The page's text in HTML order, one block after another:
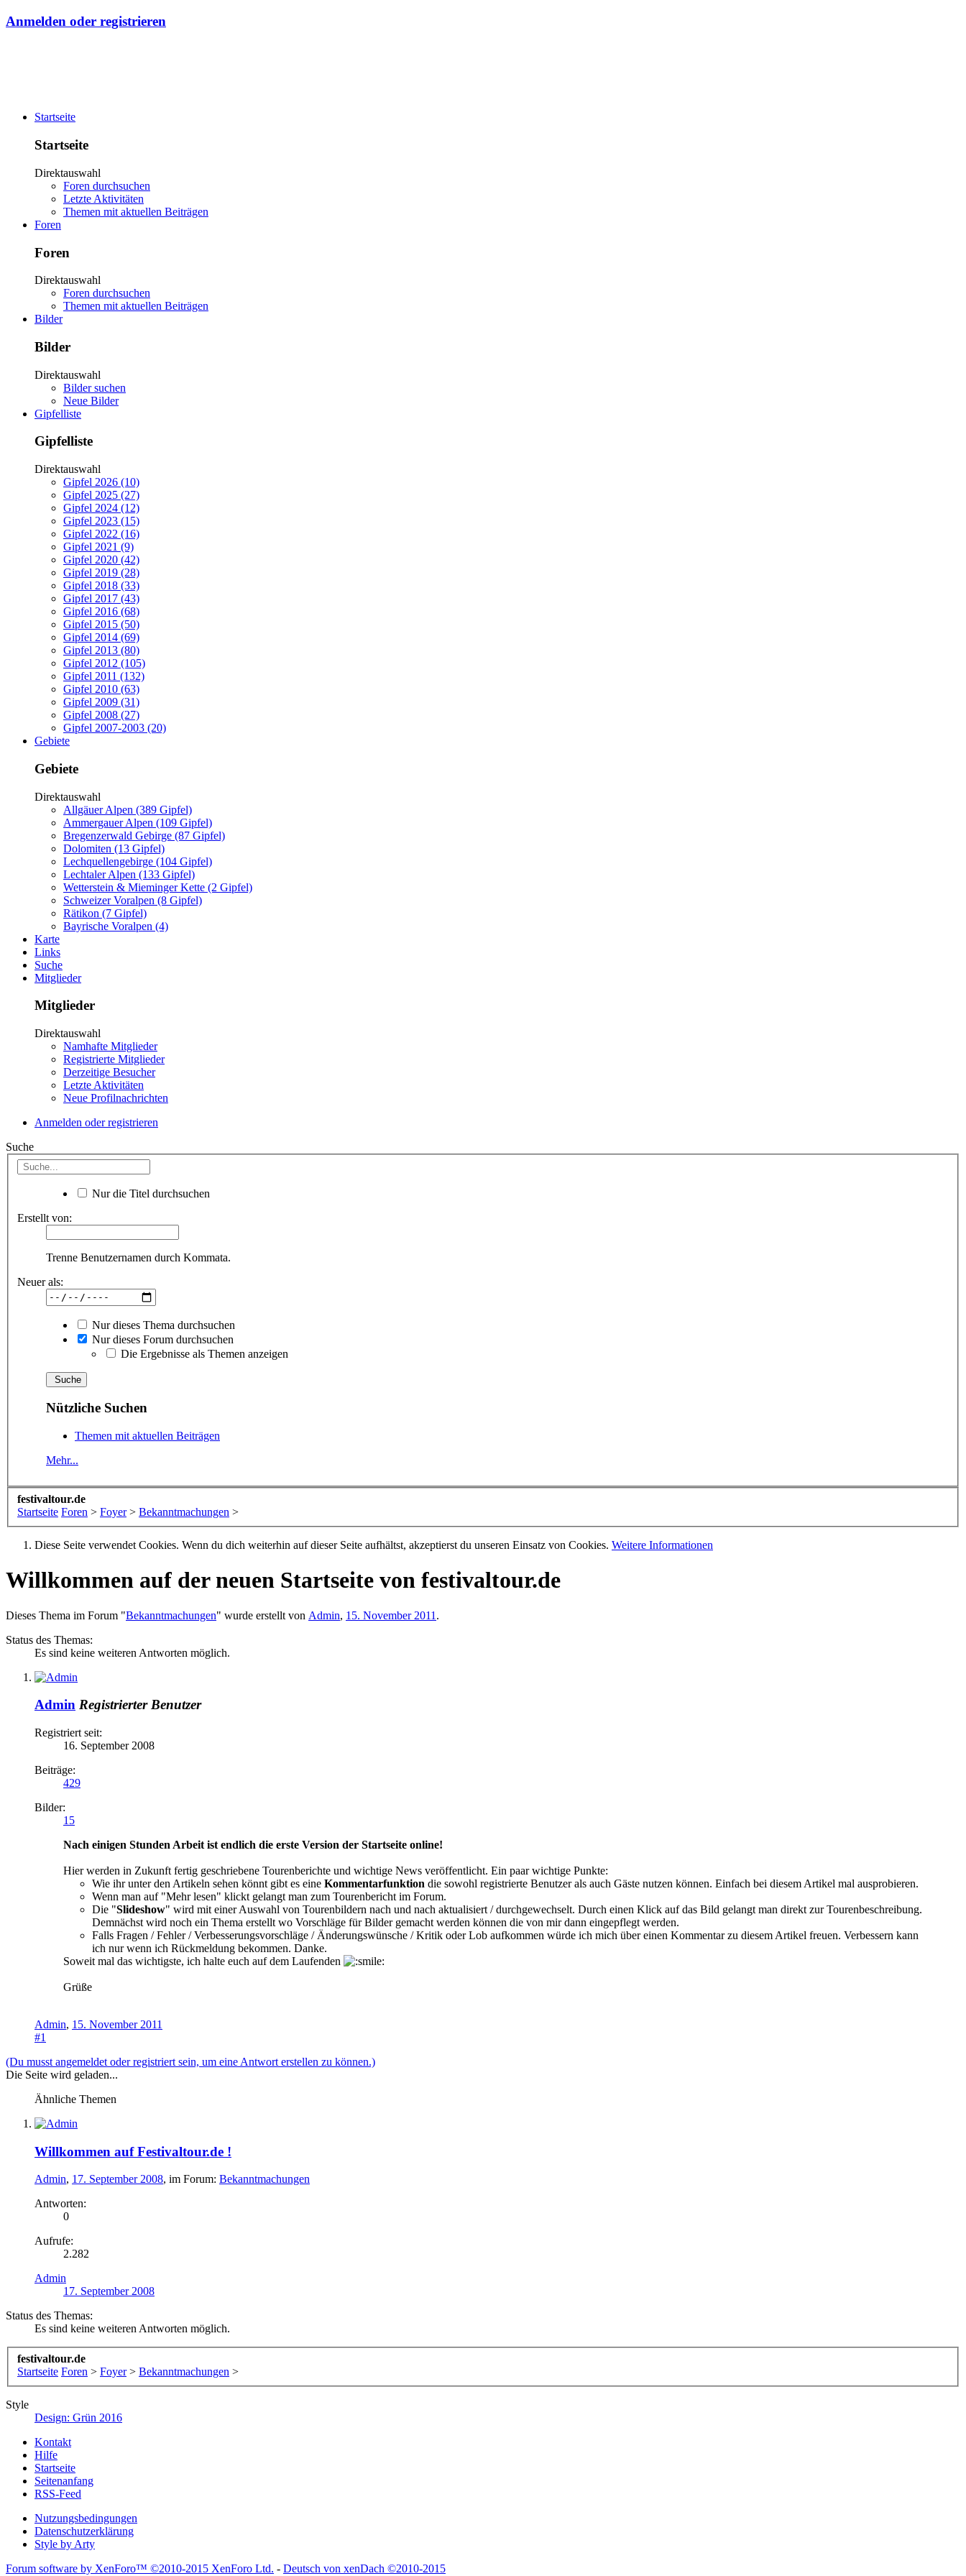
Anmelden oder registrieren
Startseite
Startseite
Direktauswahl
Foren durchsuchen
Letzte Aktivitäten
Themen mit aktuellen Beiträgen
Foren
Foren
Direktauswahl
Foren durchsuchen
Themen mit aktuellen Beiträgen
Bilder
Bilder
Direktauswahl
Bilder suchen
Neue Bilder
Gipfelliste
Gipfelliste
Direktauswahl
Gipfel 2026 (10)
Gipfel 2025 (27)
Gipfel 2024 (12)
Gipfel 2023 (15)
Gipfel 2022 (16)
Gipfel 2021 (9)
Gipfel 2020 (42)
Gipfel 2019 (28)
Gipfel 2018 (33)
Gipfel 2017 (43)
Gipfel 2016 (68)
Gipfel 2015 (50)
Gipfel 2014 (69)
Gipfel 2013 (80)
Gipfel 2012 (105)
Gipfel 2011 (132)
Gipfel 2010 (63)
Gipfel 2009 (31)
Gipfel 2008 (27)
Gipfel 2007-2003 (20)
Gebiete
Gebiete
Direktauswahl
Allgäuer Alpen (389 Gipfel)
Ammergauer Alpen (109 Gipfel)
Bregenzerwald Gebirge (87 Gipfel)
Dolomiten (13 Gipfel)
Lechquellengebirge (104 Gipfel)
Lechtaler Alpen (133 Gipfel)
Wetterstein & Mieminger Kette (2 Gipfel)
Schweizer Voralpen (8 Gipfel)
Rätikon (7 Gipfel)
Bayrische Voralpen (4)
Karte
Links
Suche
Mitglieder
Mitglieder
Direktauswahl
Namhafte Mitglieder
Registrierte Mitglieder
Derzeitige Besucher
Letzte Aktivitäten
Neue Profilnachrichten
Anmelden oder registrieren
Suche
Nur die Titel durchsuchen
Erstellt von:
Trenne Benutzernamen durch Kommata.
Neuer als:
Nur dieses Thema durchsuchen
Nur dieses Forum durchsuchen
Die Ergebnisse als Themen anzeigen
Nützliche Suchen
Themen mit aktuellen Beiträgen
Mehr...
festivaltour.de
Startseite Foren > Foyer > Bekanntmachungen >
Diese Seite verwendet Cookies. Wenn du dich weiterhin auf dieser Seite aufhältst, akzeptierst du unseren Einsatz von Cookies. Weitere Informationen
Willkommen auf der neuen Startseite von festivaltour.de
Dieses Thema im Forum "Bekanntmachungen" wurde erstellt von Admin, 15. November 2011 .
Status des Themas:
Es sind keine weiteren Antworten möglich.
Admin Registrierter Benutzer
Registriert seit:
16. September 2008
Beiträge:
429
Bilder:
15
Nach einigen Stunden Arbeit ist endlich die erste Version der Startseite online!
Hier werden in Zukunft fertig geschriebene Tourenberichte und wichtige News veröffentlicht. Ein paar wichtige Punkte:
Wie ihr unter den Artikeln sehen könnt gibt es eine Kommentarfunktion die sowohl registrierte Benutzer als auch Gäste nutzen können. Einfach bei diesem Artikel mal ausprobieren.
Wenn man auf "Mehr lesen" klickt gelangt man zum Tourenbericht im Forum.
Die "Slideshow" wird mit einer Auswahl von Tourenbildern nach und nach aktualisiert / durchgewechselt. Durch einen Klick auf das Bild gelangt man direkt zur Tourenbeschreibung.
Demnächst wird noch ein Thema erstellt wo Vorschläge für Bilder gemacht werden können die von mir dann eingepflegt werden.
Falls Fragen / Fehler / Verbesserungsvorschläge / Änderungswünsche / Kritik oder Lob aufkommen würde ich mich über einen Kommentar zu diesem Artikel freuen. Verbessern kann
ich nur wenn ich Rückmeldung bekommen. Danke.
Soweit mal das wichtigste, ich halte euch auf dem Laufenden
Grüße
Admin, 15. November 2011
#1
(Du musst angemeldet oder registriert sein, um eine Antwort erstellen zu können.)
Die Seite wird geladen...
Ähnliche Themen
Willkommen auf Festivaltour.de !
Admin, 17. September 2008, im Forum: Bekanntmachungen
Antworten:
0
Aufrufe:
2.282
Admin
17. September 2008
Status des Themas:
Es sind keine weiteren Antworten möglich.
festivaltour.de
Startseite Foren > Foyer > Bekanntmachungen >
Style
Design: Grün 2016
Kontakt
Hilfe
Startseite
Seitenanfang
RSS-Feed
Nutzungsbedingungen
Datenschutzerklärung
Style by Arty
Forum software by XenForo™ ©2010-2015 XenForo Ltd. - Deutsch von xenDach ©2010-2015